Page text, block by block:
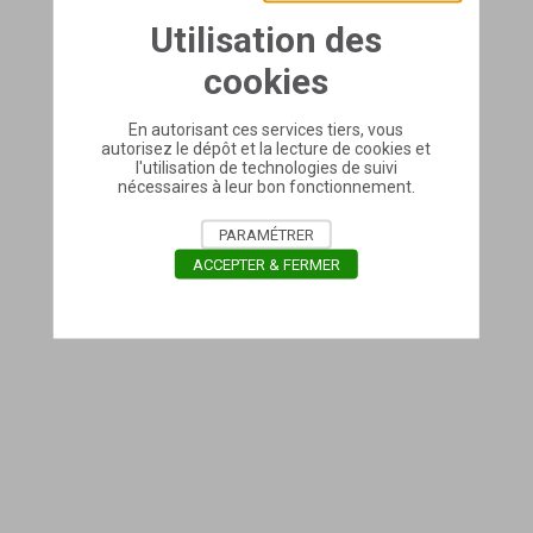
Utilisation des
cookies
En autorisant ces services tiers, vous
autorisez le dépôt et la lecture de cookies et
l'utilisation de technologies de suivi
nécessaires à leur bon fonctionnement.
PARAMÉTRER
ACCEPTER & FERMER